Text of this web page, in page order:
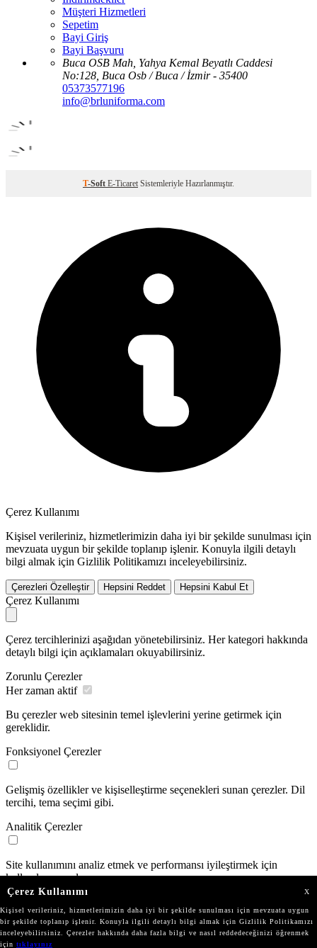
Müşteri Hizmetleri
Sepetim
Bayi Giriş
Bayi Başvuru
Buca OSB Mah, Yahya Kemal Beyatlı Caddesi
No:128, Buca Osb / Buca / İzmir - 35400
05373577196
info@brluniforma.com
Çerez Kullanımı X
Kişisel verileriniz, hizmetlerimizin daha iyi bir şekilde sunulması için mevzuata uygun
bir şekilde toplanıp işlenir. Konuyla ilgili detaylı bilgi almak için Gizlilik Politikamızı
inceleyebilirsiniz. Çerezler hakkında daha fazla bilgi ve nasıl reddedeceğinizi öğrenmek
için tıklayınız
T-Soft E-Ticaret Sistemleriyle Hazırlanmıştır.
Çerez Kullanımı
Kişisel verileriniz, hizmetlerimizin daha iyi bir şekilde sunulması için
mevzuata uygun bir şekilde toplanıp işlenir. Konuyla ilgili detaylı
bilgi almak için Gizlilik Politikamızı inceleyebilirsiniz.
Çerezleri Özelleştir Hepsini Reddet Hepsini Kabul Et
Çerez Kullanımı
Çerez tercihlerinizi aşağıdan yönetebilirsiniz. Her kategori hakkında
detaylı bilgi için açıklamaları okuyabilirsiniz.
Zorunlu Çerezler
Her zaman aktif
Bu çerezler web sitesinin temel işlevlerini yerine getirmek için
gereklidir.
Fonksiyonel Çerezler
Gelişmiş özellikler ve kişiselleştirme seçenekleri sunan çerezler. Dil
tercihi, tema seçimi gibi.
Analitik Çerezler
Site kullanımını analiz etmek ve performansı iyileştirmek için
kullanılan çerezler.
Kişiselleştirilmiş reklamlar göstermek ve pazarlama kampanyalarının